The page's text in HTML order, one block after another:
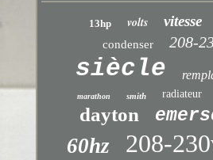
13hp volts vitesse
condenser 208-
siècle
marathon smith radiateur
dayton
60hz 208-